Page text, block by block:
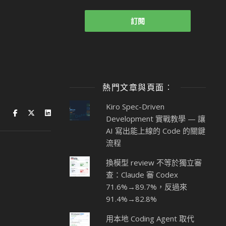
熱門文章與頁面︰
Kiro Spec-Driven
Development 實戰教學 — 讓
AI 寫出能上線的 Code 的關鍵
流程
換模型 review 不等於獨立審
查：Claude 審 Codex
71.6%→89.7%，反過來
91.4%→82.8%
用本地 Coding Agent 取代